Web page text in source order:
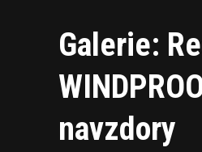
Galerie:
navzdory